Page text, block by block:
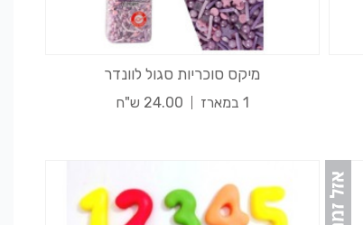
מיקס סוכריות סגול לוונדר
1 במארז 24.00 ש"ח